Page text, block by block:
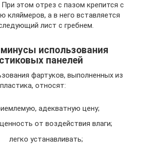
этом отрез с пазом крепится с
кляймеров, а в него вставляется
лист с гребнем.
использования
панелей
фартуков, выполненных из
пластика, относят:
адекватную цену;
от воздействия влаги;
легко устанавливать;